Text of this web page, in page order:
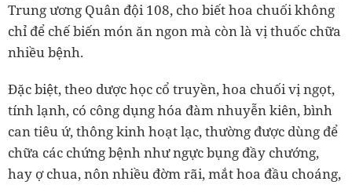
Trung ương Quân đội 108, cho biết hoa chuối không
chỉ để chế biến món ăn ngon mà còn là vị thuốc chữa
nhiều bệnh.
Đặc biệt, theo dược học cổ truyền, hoa chuối vị ngọt,
tính lạnh, có công dụng hóa đàm nhuyễn kiên, bình
can tiêu ứ, thông kinh hoạt lạc, thường được dùng để
chữa các chứng bệnh như ngực bụng đầy chướng,
hay ợ chua, nôn nhiều đờm rãi, mắt hoa đầu choáng,